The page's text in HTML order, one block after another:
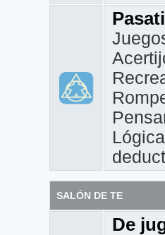
Lógica
SALÓN DE TE
De